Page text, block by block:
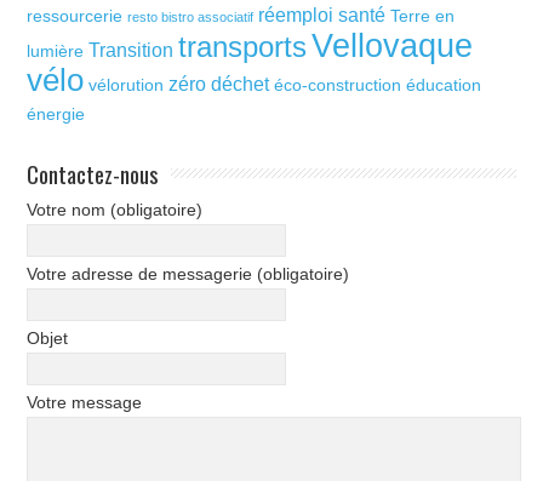
ressourcerie resto bistro associatif réemploi santé Terre en
lumière Transition transports Vellovaque
vélo vélorution zéro déchet éco-construction éducation
énergie
Contactez-nous
Votre nom (obligatoire)
Votre adresse de messagerie (obligatoire)
Objet
Votre message